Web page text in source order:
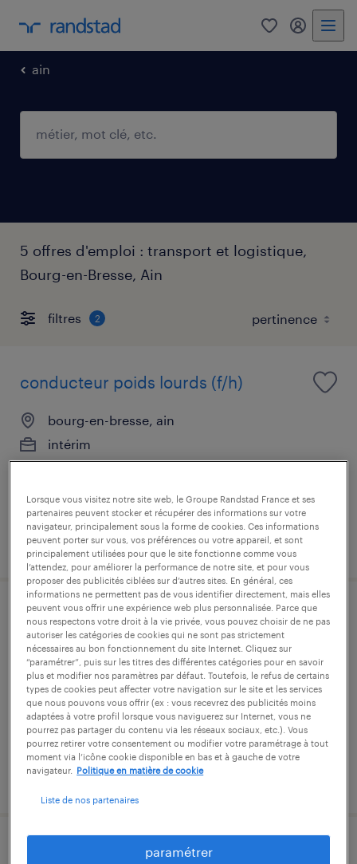
0 mon
ain
5 offres d'emploi : transport et logistique,
Bourg-en-Bresse, Ain
filtres 2
conducteur poids lourds (f/h)
bourg-en-bresse, ain
intérim
publié le 25 juin 2026
agent logistique(f/h)
bourg-en-bresse, ain
intérim
14,30 € par heure
publié le 25 juin 2026
conducteur super poids lourds (f/h)
Lorsque vous visitez notre site web, le Groupe Randstad France et ses
partenaires peuvent stocker et récupérer des informations sur votre
navigateur, principalement sous la forme de cookies. Ces informations
peuvent porter sur vous, vos préférences ou votre appareil, et sont
principalement utilisées pour que le site fonctionne comme vous
l’attendez, pour améliorer la performance de notre site, et pour vous
proposer des publicités ciblées sur d’autres sites. En général, ces
informations ne permettent pas de vous identifier directement, mais elles
peuvent vous offrir une expérience web plus personnalisée. Parce que
nous respectons votre droit à la vie privée, vous pouvez choisir de ne pas
autoriser les catégories de cookies qui ne sont pas strictement
nécessaires au bon fonctionnement du site Internet. Cliquez sur
“paramétrer”, puis sur les titres des différentes catégories pour en savoir
plus et modifier nos paramètres par défaut. Toutefois, le refus de certains
types de cookies peut affecter votre navigation sur le site et les services
que nous pouvons vous offrir (ex : vous recevrez des publicités moins
adaptées à votre profil lorsque vous naviguerez sur Internet, vous ne
pourrez pas partager du contenu via les réseaux sociaux, etc.). Vous
pourrez retirer votre consentement ou modifier votre paramétrage à tout
moment via l’icône cookie disponible en bas et à gauche de votre
navigateur.
Politique en matière de cookie
Liste de nos partenaires
paramétrer